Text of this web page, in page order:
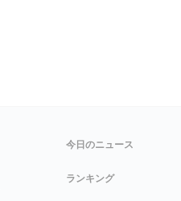
今日のニュース
ランキング